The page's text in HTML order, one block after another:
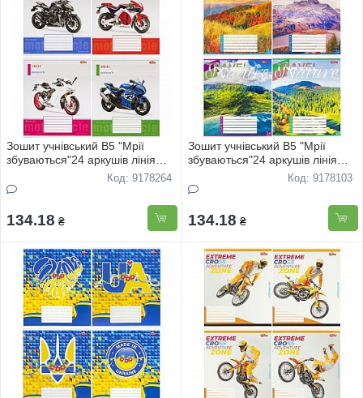
Зошит учнівський В5 "Мрії
збуваються"24 аркушів лінія
офс "Мото" 2766 16штКод: 9178264
134.18 ₴
Зошит учнівський В5 "Мрії
збуваються"24 аркушів лінія
офс "Пейзажi" 3820 16штКод: 9178103
134.18 ₴